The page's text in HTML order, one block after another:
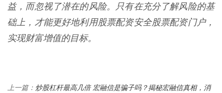
益，而忽视了潜在的风险。只有在充分了解风险的基
础上，才能更好地利用股票配资安全股票配资门户，
实现财富增值的目标。
上一篇： 炒股杠杆最高几倍 宏融信是骗子吗？揭秘宏融信真相，消